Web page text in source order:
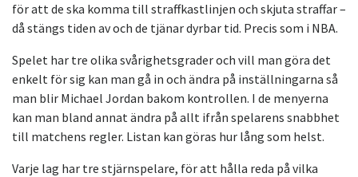
för att de ska komma till straffkastlinjen och skjuta straffar –
då stängs tiden av och de tjänar dyrbar tid. Precis som i NBA.
Spelet har tre olika svårighetsgrader och vill man göra det
enkelt för sig kan man gå in och ändra på inställningarna så
man blir Michael Jordan bakom kontrollen. I de menyerna
kan man bland annat ändra på allt ifrån spelarens snabbhet
till matchens regler. Listan kan göras hur lång som helst.
Varje lag har tre stjärnspelare, för att hålla reda på vilka